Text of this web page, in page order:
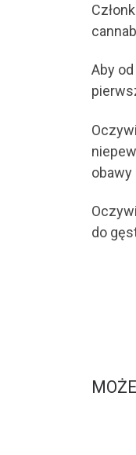
Aby
obawy
do